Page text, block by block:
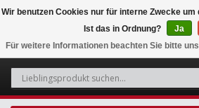
Wir benutzen Cookies nur für interne Zwecke
Ist das in Ordnung?
Ja
Für weitere Informationen beachten Sie bitte